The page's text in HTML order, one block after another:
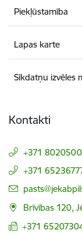
Piekļūstamība
Lapas karte
Sīkdatņu izvēles
Kontakti
+371
+371
E-pasts:
Brīvības 120,
+371